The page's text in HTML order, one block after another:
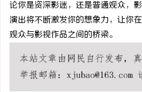
论你是资深影迷，还是普通观众，
演出将不断激发你的想象力，让你
观众与影视作品之间的桥梁。